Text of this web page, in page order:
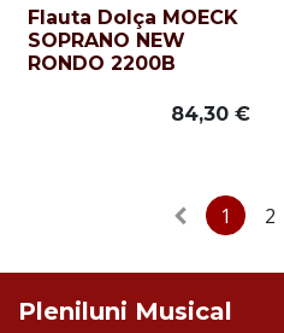
Flauta Dolça MOECK
SOPRANO NEW
RONDO 2200B
84,30€
1 2
Pleniluni Musical